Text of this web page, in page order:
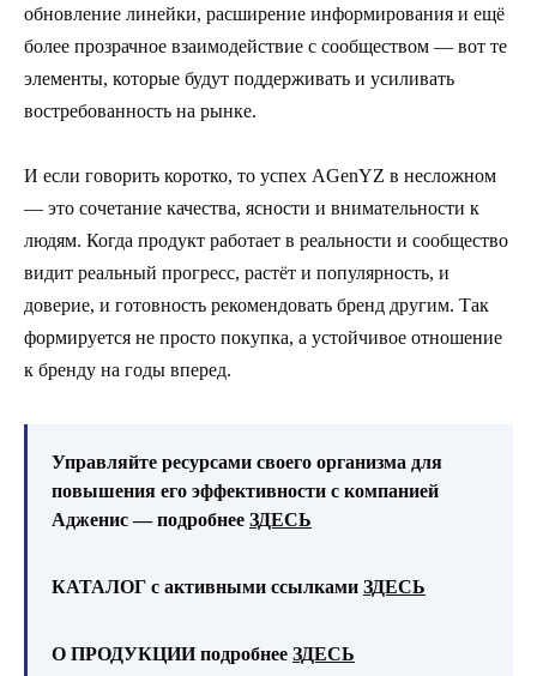
обновление линейки, расширение информирования и ещё
более прозрачное взаимодействие с сообществом — вот те
элементы, которые будут поддерживать и усиливать
востребованность на рынке.
И если говорить коротко, то успех AGenYZ в несложном
— это сочетание качества, ясности и внимательности к
людям. Когда продукт работает в реальности и сообщество
видит реальный прогресс, растёт и популярность, и
доверие, и готовность рекомендовать бренд другим. Так
формируется не просто покупка, а устойчивое отношение
к бренду на годы вперед.
Управляйте ресурсами своего организма для
повышения его эффективности с компанией
Адженис — подробнее ЗДЕСЬ
КАТАЛОГ с активными ссылками ЗДЕСЬ
О ПРОДУКЦИИ подробнее ЗДЕСЬ